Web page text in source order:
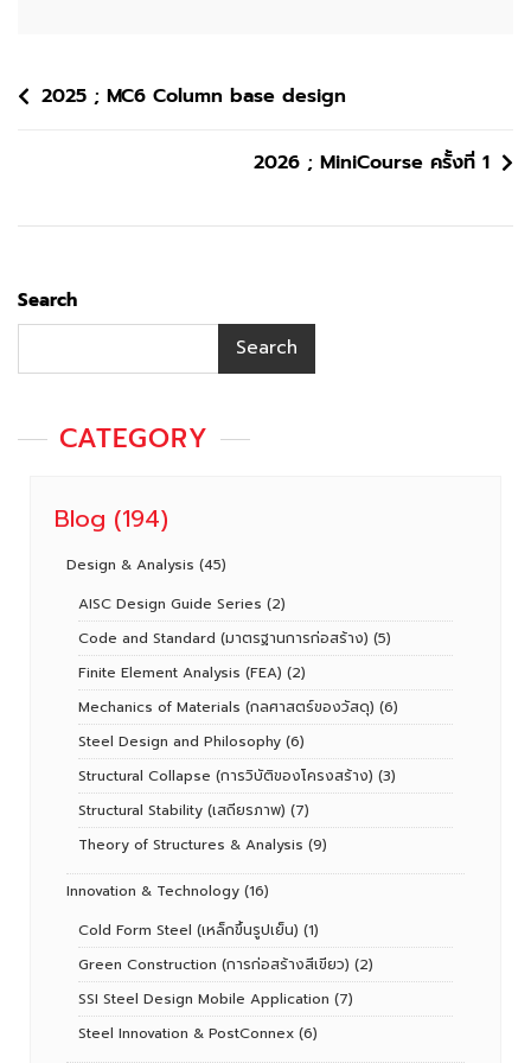
Post
2025 ; MC6 Column base design
2026 ; MiniCourse ครั้งที่ 1
Search
Search
CATEGORY
Blog (194)
Design & Analysis (45)
AISC Design Guide Series (2)
Code and Standard (มาตรฐานการก่อสร้าง) (5)
Finite Element Analysis (FEA) (2)
Mechanics of Materials (กลศาสตร์ของวัสดุ) (6)
Steel Design and Philosophy (6)
Structural Collapse (การวิบัติของโครงสร้าง) (3)
Structural Stability (เสถียรภาพ) (7)
Theory of Structures & Analysis (9)
Innovation & Technology (16)
Cold Form Steel (เหล็กขึ้นรูปเย็น) (1)
Green Construction (การก่อสร้างสีเขียว) (2)
SSI Steel Design Mobile Application (7)
Steel Innovation & PostConnex (6)